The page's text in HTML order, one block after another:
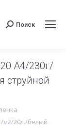
Поиск:
Поиск
A4/230г/
струйной
м2/20л./белый